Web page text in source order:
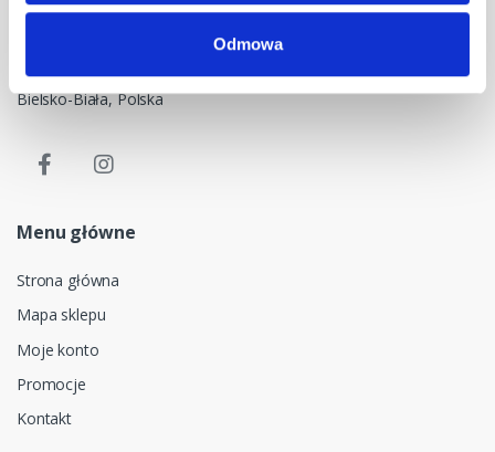
Odmowa
NIP: 5482614481, MDM NT sp. z o.o., Bestwińska 143, 43-346
Bielsko-Biała, Polska
Menu główne
Strona główna
Mapa sklepu
Moje konto
Promocje
Kontakt